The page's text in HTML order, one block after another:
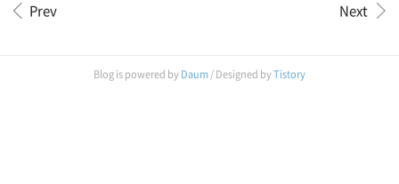
점이 있습니다. strapi 문서에서는 opensource headless
뜨면서 설치가 안돼서 실패했습니다... Node, npm 버
Prev Next
Blog is powered by Daum/ Designed byTistory